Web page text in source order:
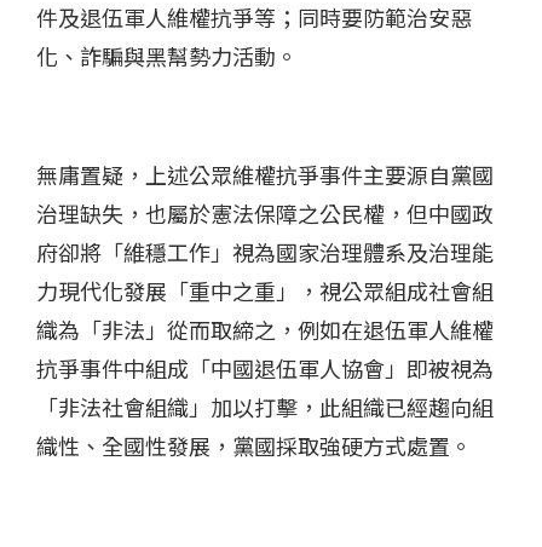
件及退伍軍人維權抗爭等；同時要防範治安惡
化、詐騙與黑幫勢力活動。
無庸置疑，上述公眾維權抗爭事件主要源自黨國
治理缺失，也屬於憲法保障之公民權，但中國政
府卻將「維穩工作」視為國家治理體系及治理能
力現代化發展「重中之重」，視公眾組成社會組
織為「非法」從而取締之，例如在退伍軍人維權
抗爭事件中組成「中國退伍軍人協會」即被視為
「非法社會組織」加以打擊，此組織已經趨向組
織性、全國性發展，黨國採取強硬方式處置。